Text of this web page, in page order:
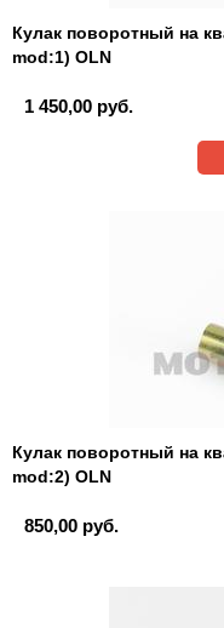
Кулак поворотный на
mod:1) OLN
1 450,00 руб.
Кулак поворотный на
mod:2) OLN
850,00 руб.